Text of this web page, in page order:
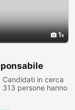
1
Candidati in cerca
313 persone hanno